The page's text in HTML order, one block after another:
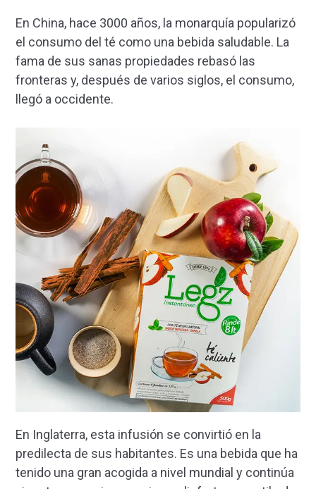
En China, hace 3000 años, la monarquía popularizó
el consumo del té como una bebida saludable. La
fama de sus sanas propiedades rebasó las
fronteras y, después de varios siglos, el consumo,
llegó a occidente.
En Inglaterra, esta infusión se convirtió en la
predilecta de sus habitantes. Es una bebida que ha
tenido una gran acogida a nivel mundial y continúa